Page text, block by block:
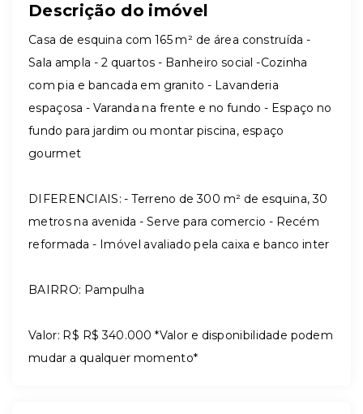
Descrição do imóvel
Casa de esquina com 165 m² de área construída -
Sala ampla - 2 quartos - Banheiro social -Cozinha
com pia e bancada em granito - Lavanderia
espaçosa - Varanda na frente e no fundo - Espaço no
fundo para jardim ou montar piscina, espaço
gourmet
DIFERENCIAIS: - Terreno de 300 m² de esquina, 30
metros na avenida - Serve para comercio - Recém
reformada - Imóvel avaliado pela caixa e banco inter
BAIRRO: Pampulha
Valor: R$ R$ 340.000 *Valor e disponibilidade podem
mudar a qualquer momento*